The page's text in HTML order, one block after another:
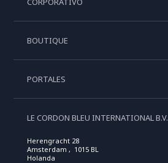
BOUTIQUE
PORTALES
LE CORDON BLEU INTERNATIONAL B.V.
Herengracht 28
Amsterdam , 1015 BL
Holanda